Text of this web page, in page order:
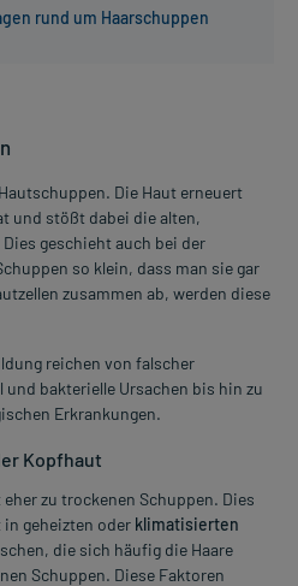
rund um Haarschuppen
Die Haut erneuert
und stößt dabei die alten,
geschieht auch bei der
so klein, dass man sie gar
zusammen ab, werden diese
reichen von falscher
bakterielle Ursachen bis hin zu
Erkrankungen.
Kopfhaut
eher zu trockenen Schuppen. Dies
geheizten oder klimatisierten
die sich häufig die Haare
Schuppen. Diese Faktoren